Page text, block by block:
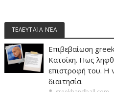
ΤΕΛΕΥΤΑΊΑ ΝΈΑ
Επιβεβαίωση
Κατσίκη. Πως
επιστροφή του. Η
διαιτησία.